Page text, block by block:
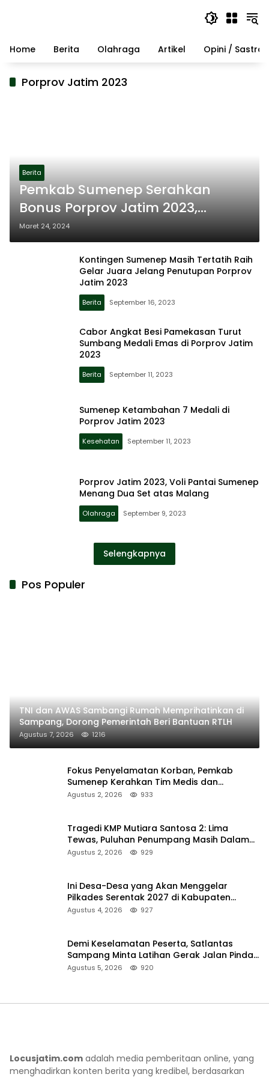
Home
Berita Olahraga Artikel Opini / Sastra
Porprov Jatim 2023
Berita
Pemkab Sumenep Serahkan
Bonus Porprov Jatim 2023,
Totalnya Capai Rp 569 Juta
Maret 24, 2024
Kontingen Sumenep Masih Tertatih Raih
Gelar Juara Jelang Penutupan Porprov
Jatim 2023
Berita September 16, 2023
Cabor Angkat Besi Pamekasan Turut
Sumbang Medali Emas di Porprov Jatim
2023
Berita September 11, 2023
Sumenep Ketambahan 7 Medali di
Porprov Jatim 2023
Kesehatan September 11, 2023
Porprov Jatim 2023, Voli Pantai Sumenep
Menang Dua Set atas Malang
Olahraga September 9, 2023
Selengkapnya
Pos Populer
TNI dan AWAS Sambangi Rumah Memprihatinkan di
Sampang, Dorong Pemerintah Beri Bantuan RTLH
Agustus 7, 2026 1216
Fokus Penyelamatan Korban, Pemkab
Sumenep Kerahkan Tim Medis dan
Ambulans ke Pelabuhan Kalianget
Agustus 2, 2026 933
Tragedi KMP Mutiara Santosa 2: Lima
Tewas, Puluhan Penumpang Masih Dalam
Pencarian
Agustus 2, 2026 929
Ini Desa-Desa yang Akan Menggelar
Pilkades Serentak 2027 di Kabupaten
Sumenep
Agustus 4, 2026 927
Demi Keselamatan Peserta, Satlantas
Sampang Minta Latihan Gerak Jalan Pindah
ke Lokasi Aman
Agustus 5, 2026 920
Locusjatim.com adalah media pemberitaan online, yang
menghadirkan konten berita yang kredibel, berdasarkan